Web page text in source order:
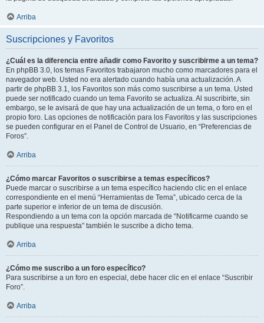
Arriba
Suscripciones y Favoritos
¿Cuál es la diferencia entre añadir como Favorito y suscribirme a un tema?
En phpBB 3.0, los temas Favoritos trabajaron mucho como marcadores para el
navegador web. Usted no era alertado cuando había una actualización. A
partir de phpBB 3.1, los Favoritos son más como suscribirse a un tema. Usted
puede ser notificado cuando un tema Favorito se actualiza. Al suscribirte, sin
embargo, se le avisará de que hay una actualización de un tema, o foro en el
propio foro. Las opciones de notificación para los Favoritos y las suscripciones
se pueden configurar en el Panel de Control de Usuario, en “Preferencias de
Foros”.
Arriba
¿Cómo marcar Favoritos o suscribirse a temas específicos?
Puede marcar o suscribirse a un tema específico haciendo clic en el enlace
correspondiente en el menú “Herramientas de Tema”, ubicado cerca de la
parte superior e inferior de un tema de discusión.
Respondiendo a un tema con la opción marcada de “Notificarme cuando se
publique una respuesta” también le suscribe a dicho tema.
Arriba
¿Cómo me suscribo a un foro específico?
Para suscribirse a un foro en especial, debe hacer clic en el enlace “Suscribir
Foro”.
Arriba